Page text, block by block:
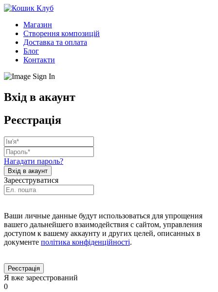
Магазин
Створення композицій
Доставка та оплата
Блог
Контакти
Вхід в акаунт
Реєстрація
Нагадати пароль?
Зареєструватися
Ваши личные данные будут использоваться для упрощения
вашего дальнейшего взаимодействия с сайтом, управления
доступом к вашему аккаунту и других целей, описанных в
документе політика конфіденційності.
Я вже зареєстрований
0